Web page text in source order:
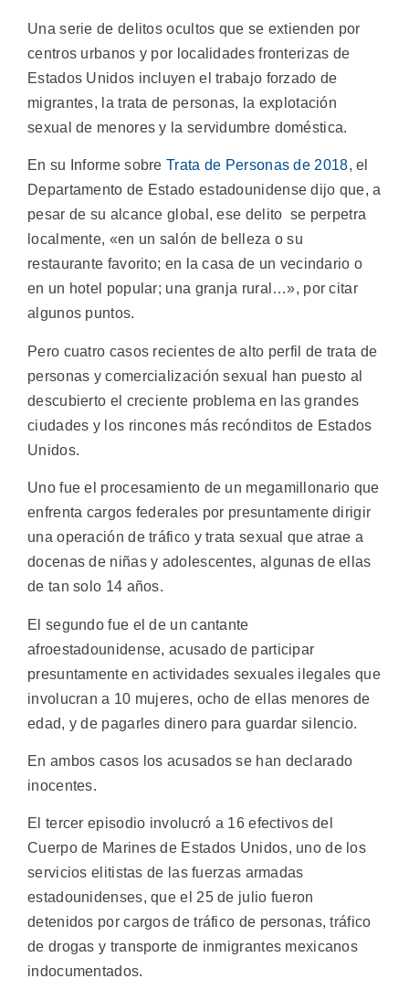
Una serie de delitos ocultos que se extienden por
centros urbanos y por localidades fronterizas de
Estados Unidos incluyen el trabajo forzado de
migrantes, la trata de personas, la explotación
sexual de menores y la servidumbre doméstica.
En su Informe sobreTrata de Personas de 2018, el
Departamento de Estado estadounidense dijo que, a
pesar de su alcance global, ese delito se perpetra
localmente, «en un salón de belleza o su
restaurante favorito; en la casa de un vecindario o
en un hotel popular; una granja rural…», por citar
algunos puntos.
Pero cuatro casos recientes de alto perfil de trata de
personas y comercialización sexual han puesto al
descubierto el creciente problema en las grandes
ciudades y los rincones más recónditos de Estados
Unidos.
Uno fue el procesamiento de un megamillonario que
enfrenta cargos federales por presuntamente dirigir
una operación de tráfico y trata sexual que atrae a
docenas de niñas y adolescentes, algunas de ellas
de tan solo 14 años.
El segundo fue el de un cantante
afroestadounidense, acusado de participar
presuntamente en actividades sexuales ilegales que
involucran a 10 mujeres, ocho de ellas menores de
edad, y de pagarles dinero para guardar silencio.
En ambos casos los acusados se han declarado
inocentes.
El tercer episodio involucró a 16 efectivos del
Cuerpo de Marines de Estados Unidos, uno de los
servicios elitistas de las fuerzas armadas
estadounidenses, que el 25 de julio fueron
detenidos por cargos de tráfico de personas, tráfico
de drogas y transporte de inmigrantes mexicanos
indocumentados.